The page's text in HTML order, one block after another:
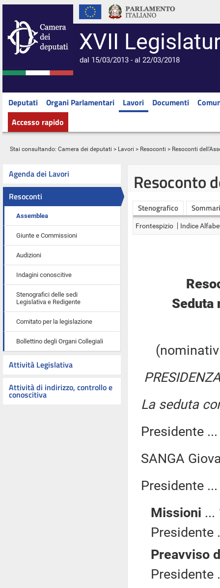
XVII
dal 15/03/2013 - al 22/03/2018
Deputati Organi Parlamentari Lavori Documenti
Accesso rapido
Stai consultando: Camera dei deputati > Lavori > Resoconti > Resoconti
Agenda dei Lavori
Resoconti
Assemblea
Giunte e Commissioni
Audizioni
Indagini conoscitive
Stenografici delle sedi
Legislativa e Redigente
Comitato per la legislazione
Bollettino degli Organi Collegiali
Attività Legislativa
Attività di indirizzo, controllo e
conoscitiva
Resoconto
Stenografico
Frontespizio Indice
Seduta
La seduta
Presidente
SANGA
Presidente
Missioni ...
Presidente
Preavviso
Presidente